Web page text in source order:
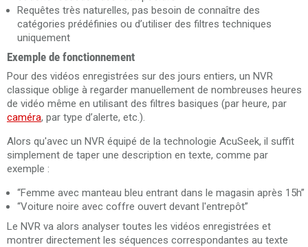
Requêtes très naturelles, pas besoin de connaître des
catégories prédéfinies ou d’utiliser des filtres techniques
uniquement
Exemple de fonctionnement
Pour des vidéos enregistrées sur des jours entiers, un NVR
classique oblige à regarder manuellement de nombreuses heures
de vidéo même en utilisant des filtres basiques (par heure, par
caméra, par type d’alerte, etc.).
Alors qu'avec un NVR équipé de la technologie AcuSeek, il suffit
simplement de taper une description en texte, comme par
exemple :
“Femme avec manteau bleu entrant dans le magasin après 15h”
“Voiture noire avec coffre ouvert devant l'entrepôt”
Le NVR va alors analyser toutes les vidéos enregistrées et
montrer directement les séquences correspondantes au texte